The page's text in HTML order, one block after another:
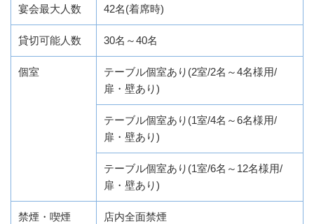
宴会最大人数 42名(着席時)
貸切可能人数 30名～40名
個室
テーブル個室あり(2室/2名～4名様用/
扉・壁あり)
テーブル個室あり(1室/4名～6名様用/
扉・壁あり)
テーブル個室あり(1室/6名～12名様用/
扉・壁あり)
禁煙・喫煙 店内全面禁煙